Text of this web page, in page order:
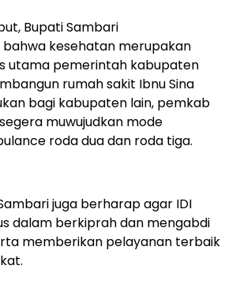
Bupati Sambari
kesehatan merupakan
utama pemerintah kabupaten
rumah sakit Ibnu Sina
bagi kabupaten lain, pemkab
muwujudkan mode
roda dua dan roda tiga.
juga berharap agar IDI
dalam berkiprah dan mengabdi
memberikan pelayanan terbaik